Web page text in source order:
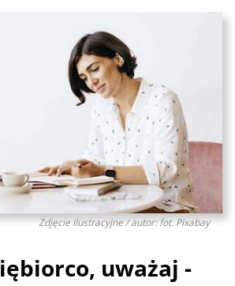
Zdjęcie ilustracyjne / autor: fot. Pixabay
uważaj -